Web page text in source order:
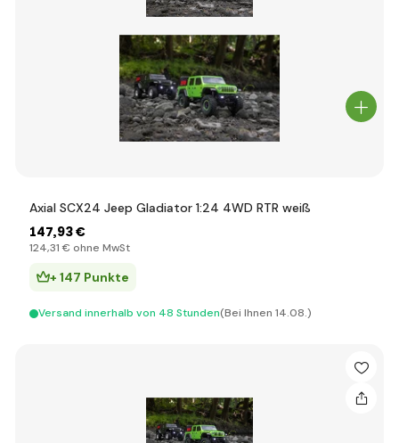
Axial SCX24 Jeep Gladiator 1:24 4WD RTR weiß
147,93 €
124,31 € ohne MwSt
+ 147 Punkte
Versand innerhalb von 48 Stunden(Bei Ihnen 14.08.)